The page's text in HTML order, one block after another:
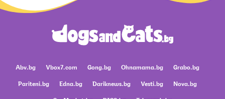
Abv.bg Vbox7.com Gong.bg Ohnamama.bg
Grabo.bg
Pariteni.bg
Edna.bg Dariknews.bg Vesti.bg
Nova.bg